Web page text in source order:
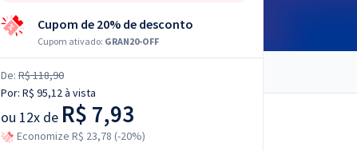
Cupom de 20% de desconto
Cupom ativado: GRAN20-OFF
De: R$ 118,90
Por: R$ 95,12à vista
ou 12x de R$ 7,93
Economize R$ 23,78 (-20%)